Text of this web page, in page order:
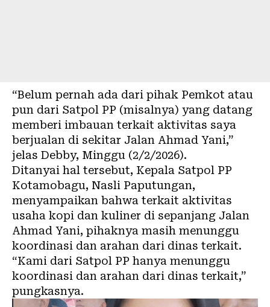
“Belum pernah ada dari pihak Pemkot atau
pun dari Satpol PP (misalnya) yang datang
memberi imbauan terkait aktivitas saya
berjualan di sekitar Jalan Ahmad Yani,”
jelas Debby, Minggu (2/2/2026).
Ditanyai hal tersebut, Kepala Satpol PP
Kotamobagu, Nasli Paputungan,
menyampaikan bahwa terkait aktivitas
usaha kopi dan kuliner di sepanjang Jalan
Ahmad Yani, pihaknya masih menunggu
koordinasi dan arahan dari dinas terkait.
“Kami dari Satpol PP hanya menunggu
koordinasi dan arahan dari dinas terkait,”
pungkasnya.